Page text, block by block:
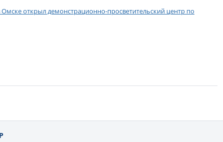
открыл демонстрационно-просветительский центр по